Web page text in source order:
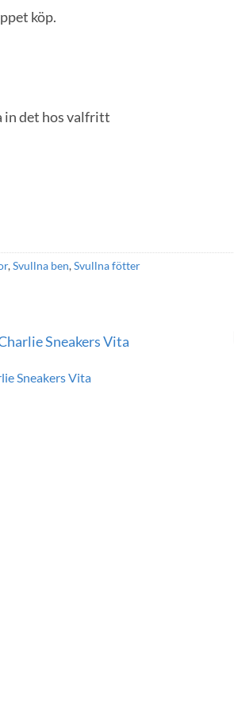
köp.
in det hos valfritt
,Svullna ben,Svullna fötter
Sneakers Vita